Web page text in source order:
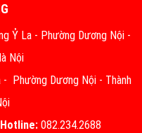
Ỷ La - Phường Dương Nội -
Nội
Phường Dương Nội - Thành
Hotline:082.234.2688